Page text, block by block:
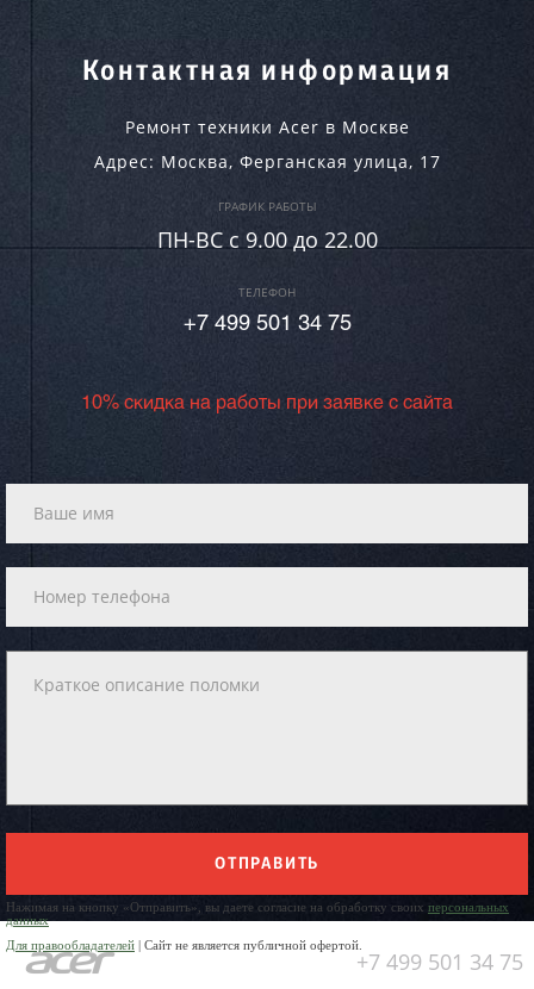
Контактная информация
Ремонт техники Acer в Москве
Адрес: Москва, Ферганская улица, 17
ГРАФИК РАБОТЫ
ПН-ВC c 9.00 до 22.00
ТЕЛЕФОН
+7 499 501 34 75
10% скидка на работы при заявке с сайта
ОТПРАВИТЬ
Нажимая на кнопку «Отправить», вы даете согласие на обработку своих персональных
данных
Для правообладателей | Сайт не является публичной офертой.
+7 499 501 34 75